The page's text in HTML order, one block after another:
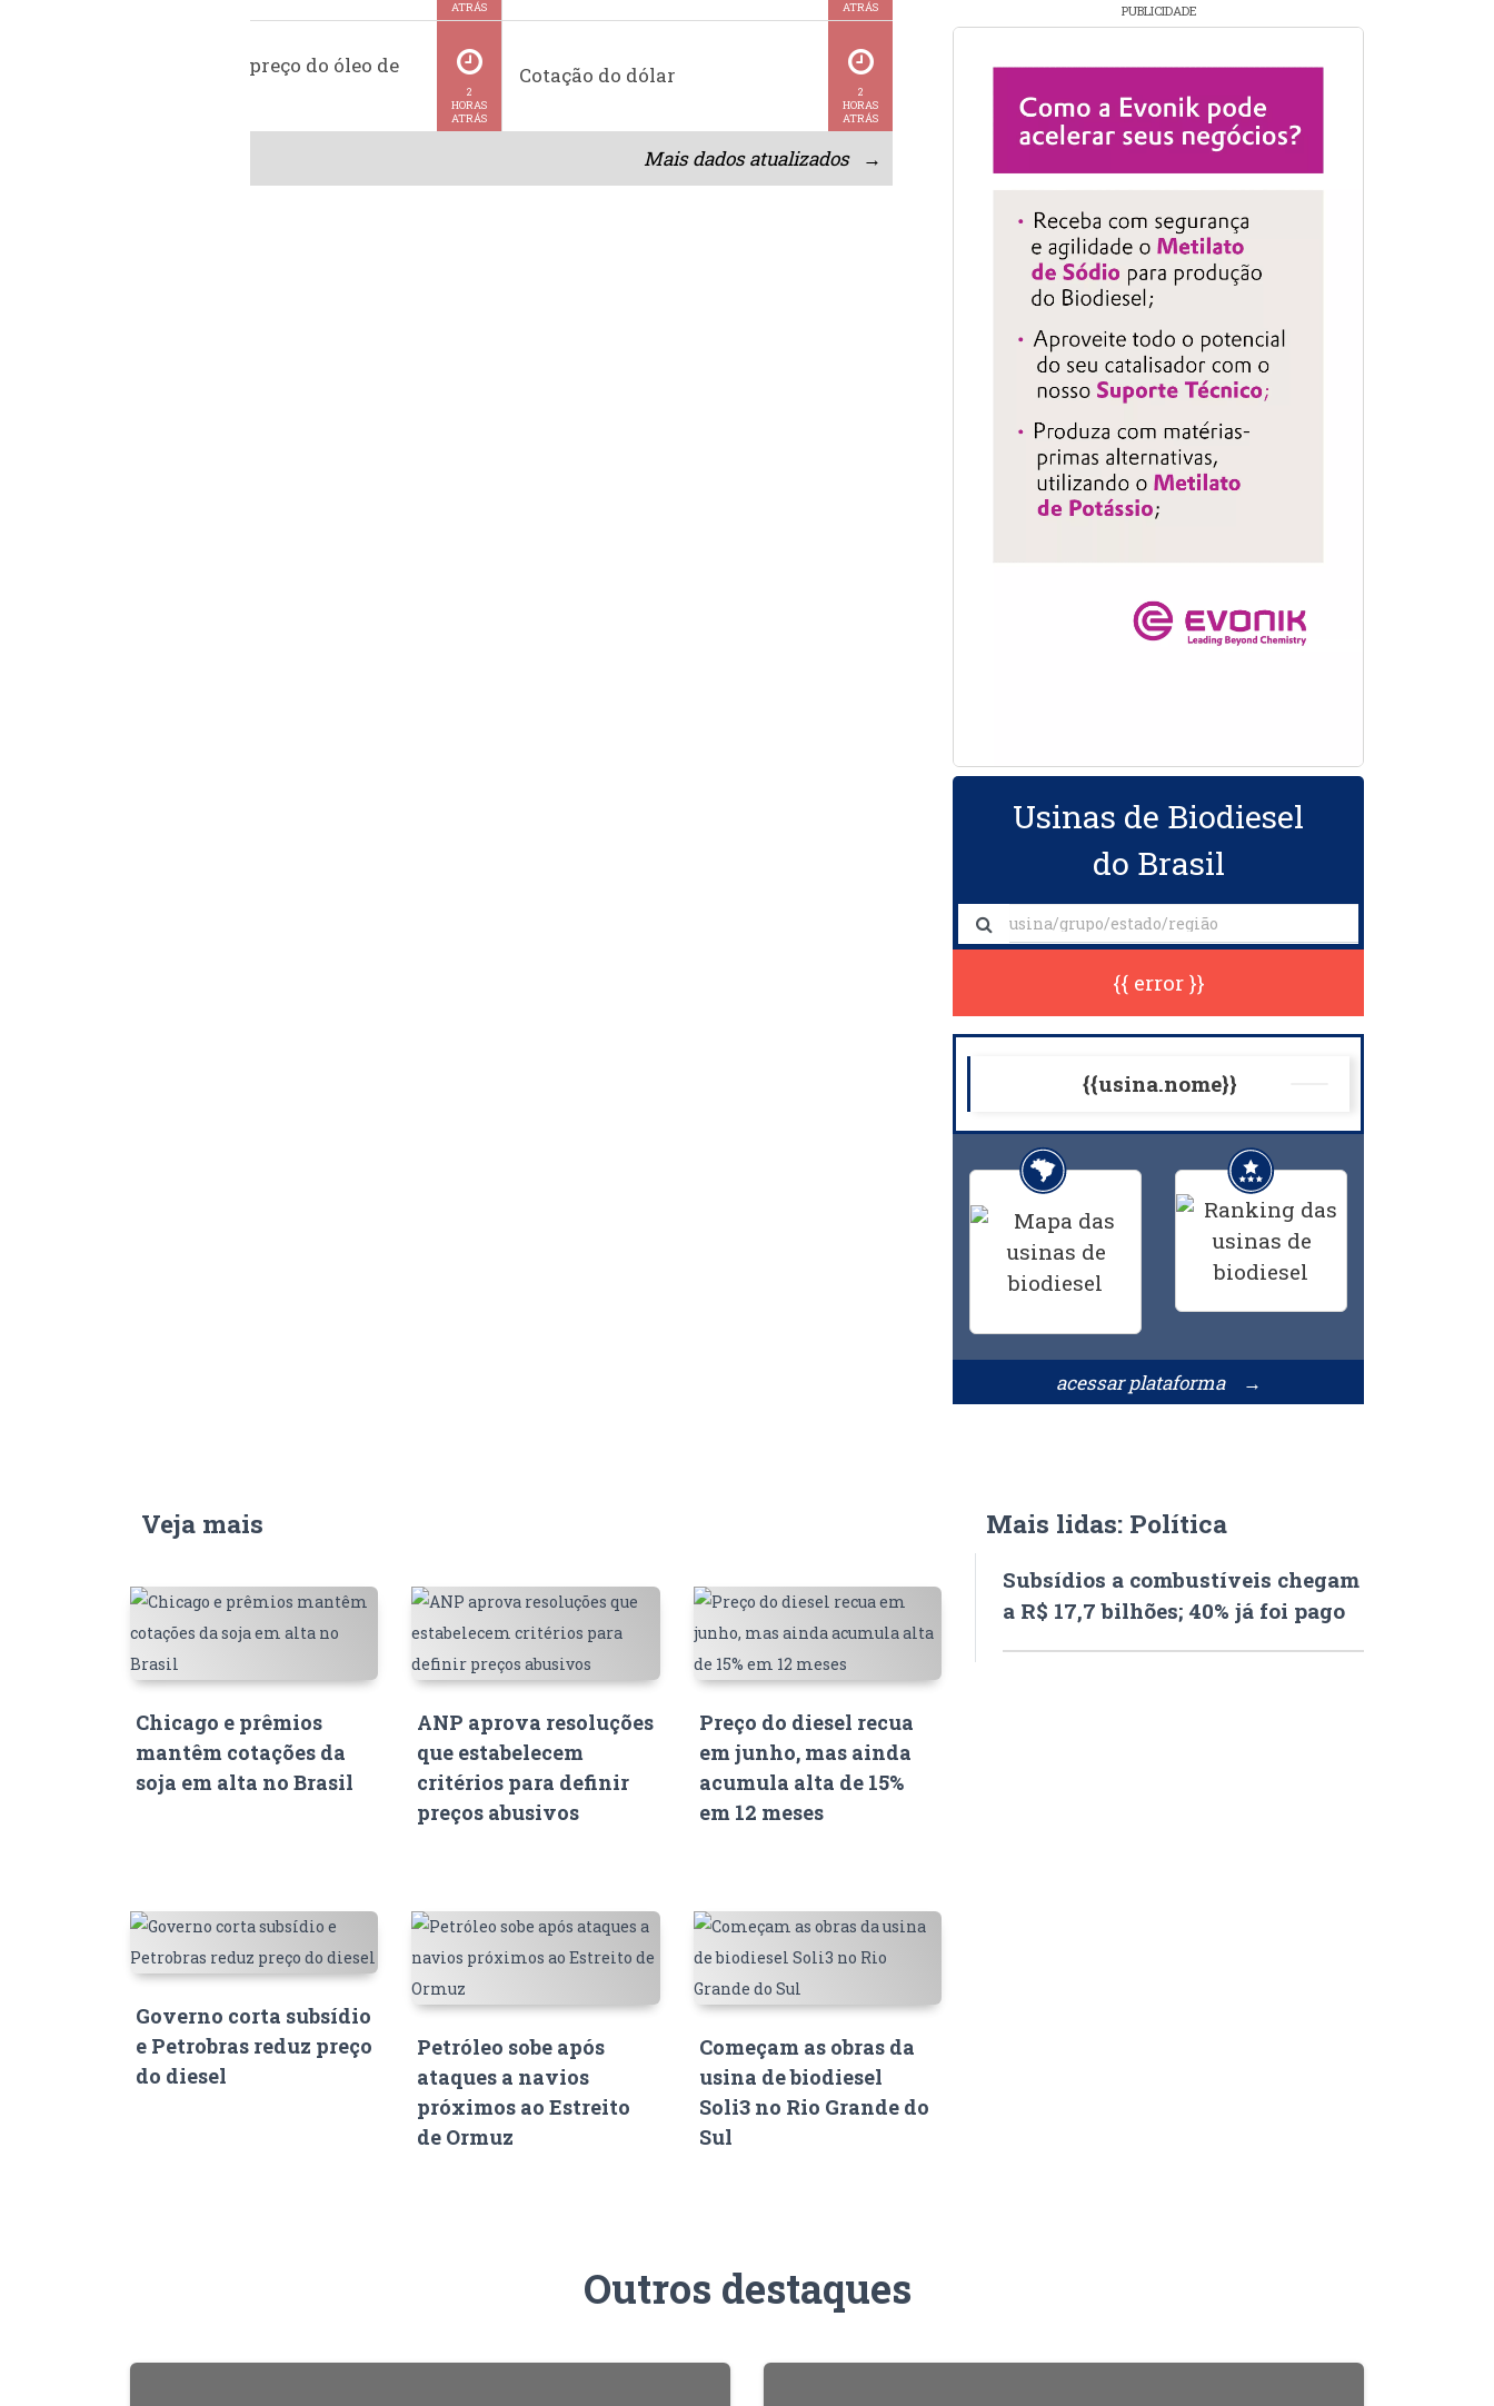
ATRÁS
ATRÁS
Histórico do preço do óleo de
2
HORAS
ATRÁS
Cotação do dólar
2
HORAS
ATRÁS
Mais dados atualizados →
PUBLICIDADE
Usinas de Biodiesel
do Brasil
{{ error }}
{{usina.nome}}
acessar plataforma →
Veja mais
Chicago e prêmios
mantêm cotações da
soja em alta no Brasil
ANP aprova resoluções
que estabelecem
critérios para definir
preços abusivos
Preço do diesel recua
em junho, mas ainda
acumula alta de 15%
em 12 meses
Governo corta subsídio
e Petrobras reduz preço
do diesel
Petróleo sobe após
ataques a navios
próximos ao Estreito
de Ormuz
Começam as obras da
usina de biodiesel
Soli3 no Rio Grande do
Sul
Mais lidas: Política
Subsídios a combustíveis chegam
a R$ 17,7 bilhões; 40% já foi pago
Outros destaques